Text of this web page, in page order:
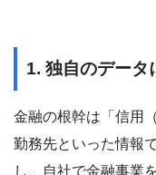
1. 独自のデータ
金融の根幹は「信用
勤務先といった情報
し、自社で金融事業